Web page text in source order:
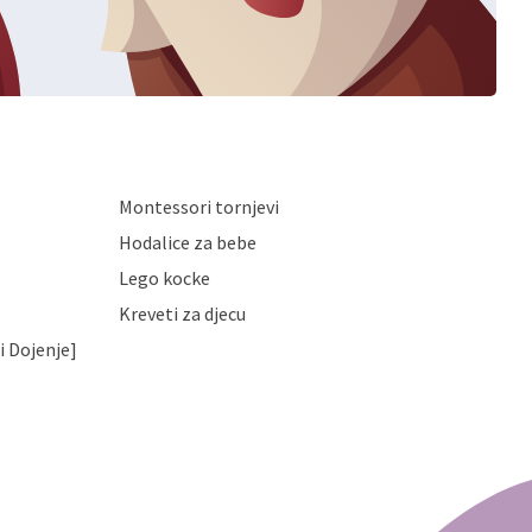
Montessori tornjevi
Hodalice za bebe
Lego kocke
Kreveti za djecu
Dojenje]